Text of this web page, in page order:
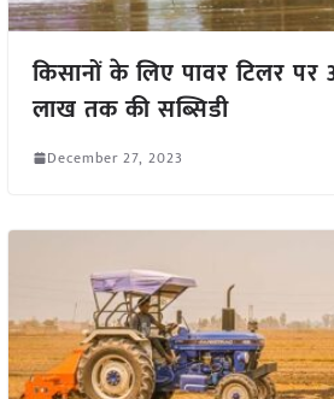
किसानों के लिए पावर टिलर
लाख तक की सब्सिडी
December 27, 2023